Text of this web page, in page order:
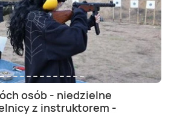
osób - niedzielne
z instruktorem -